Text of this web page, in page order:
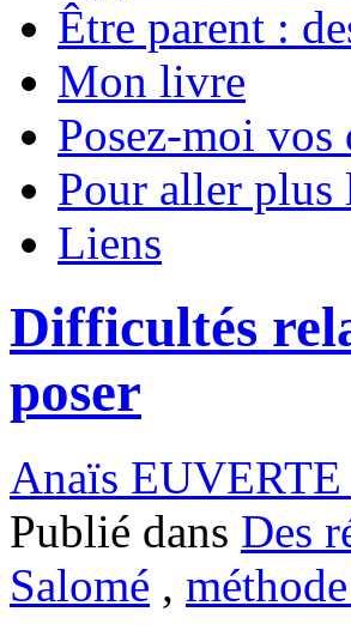
Être parent :
Mon livre
Posez-moi vos
Pour aller plus
Liens
Difficultés
poser
Anaïs EUVERTE
Publié dans Des
Salomé ,